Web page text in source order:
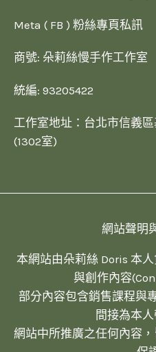
Meta ( FB ) 粉絲專頁私訊
商號: 朵莉絲慢手作工作室
統編: 93205422
工作室地址：台北市信義
(1302室)
網站聲明
本網站由朵莉絲 Doris 本
與創作內容
部分內容包含銷售課程與
間接為本
網站中所推廣之任何內容